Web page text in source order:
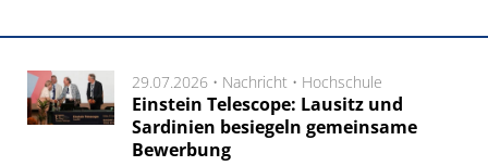
29.07.2026 • Nachricht • Hochschule
Einstein Telescope: Lausitz und
Sardinien besiegeln gemeinsame
Bewerbung